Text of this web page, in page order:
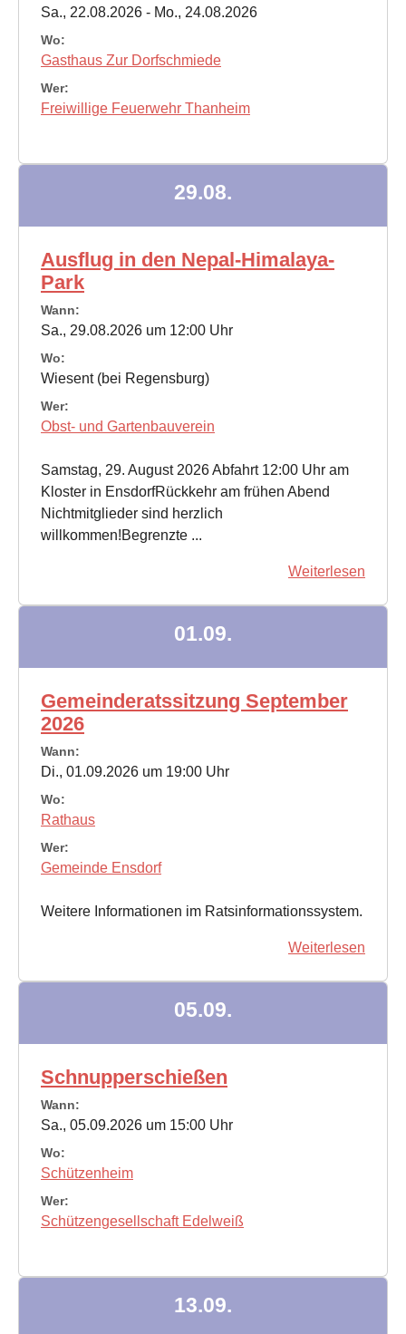
Sa., 22.08.2026 - Mo., 24.08.2026
Wo:
Gasthaus Zur Dorfschmiede
Wer:
Freiwillige Feuerwehr Thanheim
29.08.
Ausflug in den Nepal-Himalaya-
Park
Wann:
Sa., 29.08.2026 um 12:00 Uhr
Wo:
Wiesent (bei Regensburg)
Wer:
Obst- und Gartenbauverein
Samstag, 29. August 2026 Abfahrt 12:00 Uhr am
Kloster in EnsdorfRückkehr am frühen Abend
Nichtmitglieder sind herzlich
willkommen!Begrenzte ...
Weiterlesen
01.09.
Gemeinderatssitzung September
2026
Wann:
Di., 01.09.2026 um 19:00 Uhr
Wo:
Rathaus
Wer:
Gemeinde Ensdorf
Weitere Informationen im Ratsinformationssystem.
Weiterlesen
05.09.
Schnupperschießen
Wann:
Sa., 05.09.2026 um 15:00 Uhr
Wo:
Schützenheim
Wer:
Schützengesellschaft Edelweiß
13.09.